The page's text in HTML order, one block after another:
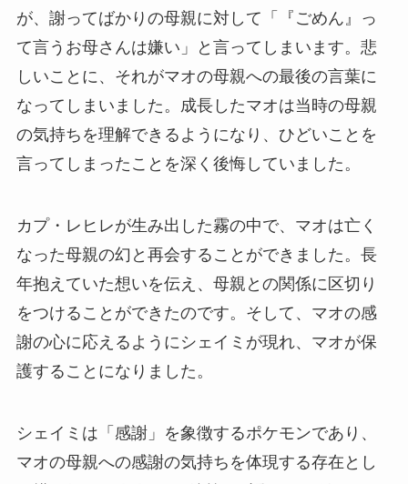
が、謝ってばかりの母親に対して「『ごめん』っ
て言うお母さんは嫌い」と言ってしまいます。悲
しいことに、それがマオの母親への最後の言葉に
なってしまいました。成長したマオは当時の母親
の気持ちを理解できるようになり、ひどいことを
言ってしまったことを深く後悔していました。
カプ・レヒレが生み出した霧の中で、マオは亡く
なった母親の幻と再会することができました。長
年抱えていた想いを伝え、母親との関係に区切り
をつけることができたのです。そして、マオの感
謝の心に応えるようにシェイミが現れ、マオが保
護することになりました。
シェイミは「感謝」を象徴するポケモンであり、
マオの母親への感謝の気持ちを体現する存在とし